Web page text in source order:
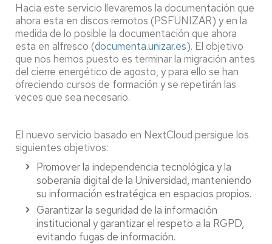
Hacia este servicio llevaremos la documentación que
ahora esta en discos remotos (PSFUNIZAR) y en la
medida de lo posible la documentación que ahora
esta en alfresco (documenta.unizar.es). El objetivo
que nos hemos puesto es terminar la migración antes
del cierre energético de agosto, y para ello se han
ofreciendo cursos de formación y se repetirán las
veces que sea necesario.
El nuevo servicio basado en NextCloud persigue los
siguientes objetivos:
Promover la independencia tecnológica y la
soberanía digital de la Universidad, manteniendo
su información estratégica en espacios propios.
Garantizar la seguridad de la información
institucional y garantizar el respeto a la RGPD,
evitando fugas de información.